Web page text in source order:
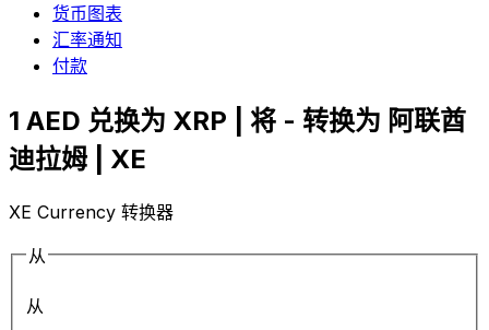
货币图表
汇率通知
付款
1 AED 兑换为 XRP | 将 - 转换为 阿联酋
迪拉姆 | XE
XE Currency 转换器
从
从